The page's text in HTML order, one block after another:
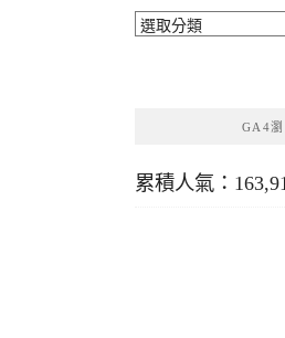
分
GA4
累積人氣：